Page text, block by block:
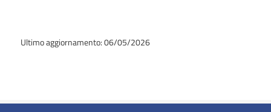
Ultimo aggiornamento: 06/05/2026